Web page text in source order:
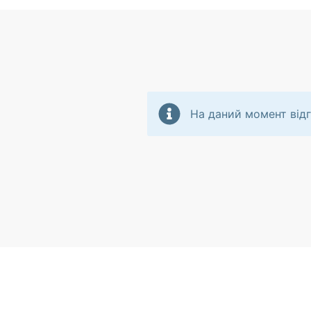
На даний момент